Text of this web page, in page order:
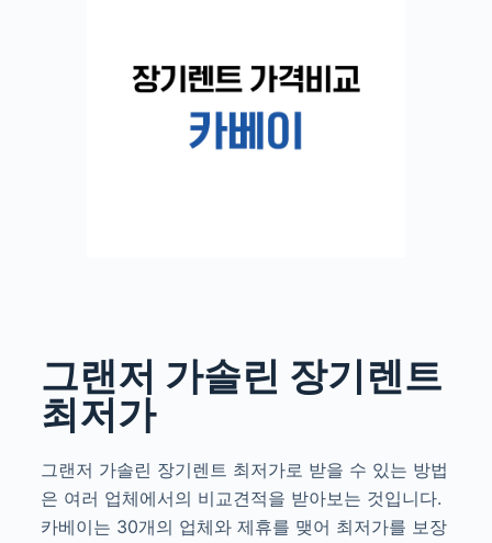
그랜저 가솔린 장기렌트
최저가
그랜저 가솔린 장기렌트 최저가로 받을 수 있는 방법
은 여러 업체에서의 비교견적을 받아보는 것입니다.
카베이는 30개의 업체와 제휴를 맺어 최저가를 보장